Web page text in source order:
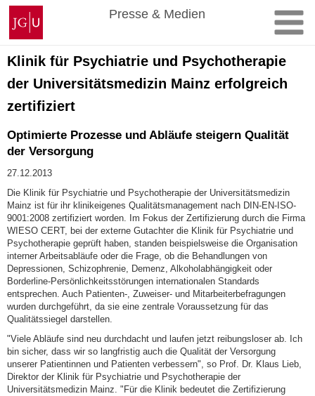
Zum
Inhalt
springen
Johannes
Gutenberg-
Universität
Mainz
Presse & Medien
Klinik für Psychiatrie und Psychotherapie
der Universitätsmedizin Mainz erfolgreich
zertifiziert
Optimierte Prozesse und Abläufe steigern Qualität
der Versorgung
27.12.2013
Die Klinik für Psychiatrie und Psychotherapie der Universitätsmedizin
Mainz ist für ihr klinikeigenes Qualitätsmanagement nach DIN-EN-ISO-
9001:2008 zertifiziert worden. Im Fokus der Zertifizierung durch die Firma
WIESO CERT, bei der externe Gutachter die Klinik für Psychiatrie und
Psychotherapie geprüft haben, standen beispielsweise die Organisation
interner Arbeitsabläufe oder die Frage, ob die Behandlungen von
Depressionen, Schizophrenie, Demenz, Alkoholabhängigkeit oder
Borderline-Persönlichkeitsstörungen internationalen Standards
entsprechen. Auch Patienten-, Zuweiser- und Mitarbeiterbefragungen
wurden durchgeführt, da sie eine zentrale Voraussetzung für das
Qualitätssiegel darstellen.
"Viele Abläufe sind neu durchdacht und laufen jetzt reibungsloser ab. Ich
bin sicher, dass wir so langfristig auch die Qualität der Versorgung
unserer Patientinnen und Patienten verbessern", so Prof. Dr. Klaus Lieb,
Direktor der Klinik für Psychiatrie und Psychotherapie der
Universitätsmedizin Mainz. "Für die Klinik bedeutet die Zertifizierung